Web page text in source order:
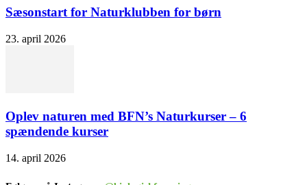
Sæsonstart for Naturklubben for børn
23. april 2026
Oplev naturen med BFN’s Naturkurser – 6
spændende kurser
14. april 2026